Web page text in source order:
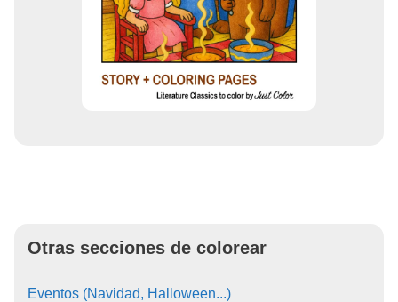
Otras secciones de colorear
Eventos (Navidad, Halloween...)